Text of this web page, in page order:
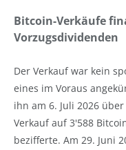
Bitcoin-Verkäufe
Vorzugsdividenden
Der Verkauf war kein
eines im Voraus
ihn am 6. Juli 2026
Verkauf auf 3'588
bezifferte. Am 29. Juni